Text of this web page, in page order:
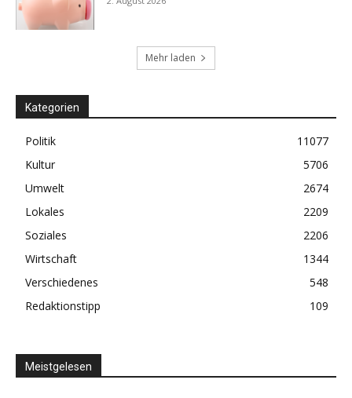
Mehr laden
Kategorien
Politik
11077
Kultur
5706
Umwelt
2674
Lokales
2209
Soziales
2206
Wirtschaft
1344
Verschiedenes
548
Redaktionstipp
109
Meistgelesen